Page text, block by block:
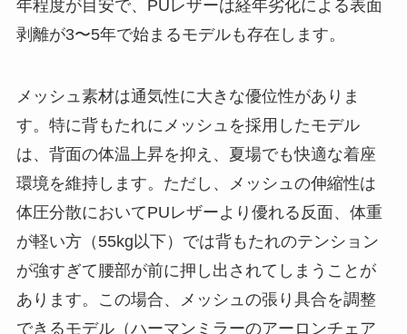
年程度が目安で、PUレザーは経年劣化による表面
剥離が3〜5年で始まるモデルも存在します。
メッシュ素材は通気性に大きな優位性がありま
す。特に背もたれにメッシュを採用したモデル
は、背面の体温上昇を抑え、夏場でも快適な着座
環境を維持します。ただし、メッシュの伸縮性は
体圧分散においてPUレザーより優れる反面、体重
が軽い方（55kg以下）では背もたれのテンション
が強すぎて腰部が前に押し出されてしまうことが
あります。この場合、メッシュの張り具合を調整
できるモデル（ハーマンミラーのアーロンチェア